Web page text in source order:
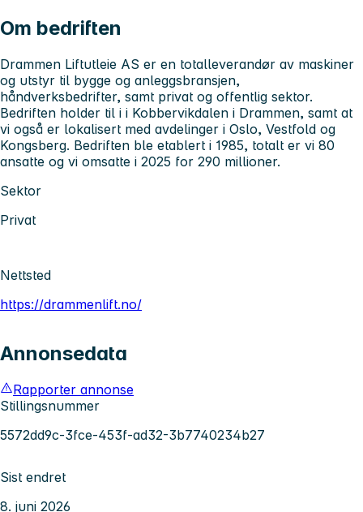
Om bedriften
Drammen Liftutleie AS er en totalleverandør av maskiner
og utstyr til bygge og anleggsbransjen,
håndverksbedrifter, samt privat og offentlig sektor.
Bedriften holder til i i Kobbervikdalen i Drammen, samt at
vi også er lokalisert med avdelinger i Oslo, Vestfold og
Kongsberg. Bedriften ble etablert i 1985, totalt er vi 80
ansatte og vi omsatte i 2025 for 290 millioner.
Sektor
Privat
Nettsted
https://drammenlift.no/
Annonsedata
Rapporter annonse
Stillingsnummer
5572dd9c-3fce-453f-ad32-3b7740234b27
Sist endret
8. juni 2026